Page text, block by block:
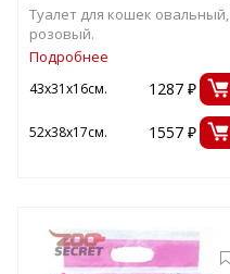
Туалет для кошек овальный,
розовый.
Подробнее
43х31х16см. 1287 ₽
52х38х17см. 1557 ₽